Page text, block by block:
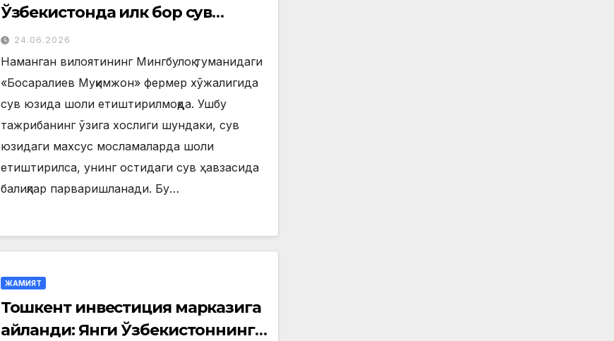
Ўзбекистонда илк бор сув
юзида шоли етиштирилмоқда
24.06.2026
Наманган вилоятининг Мингбулоқ туманидаги
«Босаралиев Муқимжон» фермер хўжалигида
сув юзида шоли етиштирилмоқда. Ушбу
тажрибанинг ўзига хослиги шундаки, сув
юзидаги махсус мосламаларда шоли
етиштирилса, унинг остидаги сув ҳавзасида
балиқлар парваришланади. Бу…
ЖАМИЯТ
Тошкент инвестиция марказига
айланди: Янги Ўзбекистоннинг